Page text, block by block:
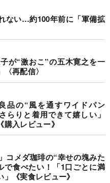
ない…約100年前に「軍備拡
が“激おこ”の五木寛之を一
再配信〉
品の“風を通すワイドパン
らりと着用できて嬉しい」
購入レビュー》
コメダ珈琲の“幸せの塊みた
で食べたい！「1口ごとに満
《実食レビュー》